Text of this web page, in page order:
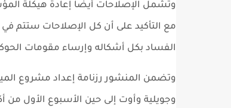
وتشمل الإصلاحات أيضا إعادة هيكلة
مع التأكيد على أن كل الإصلاحات ستتم في
الفساد بكل أشكاله وإرساء مقومات